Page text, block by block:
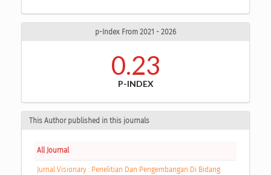
p-Index From 2021 - 2026
0.23
P-INDEX
This Author published in this journals
All Journal
Jurnal Visionary : Penelitian Dan Pengembangan Di Bidang